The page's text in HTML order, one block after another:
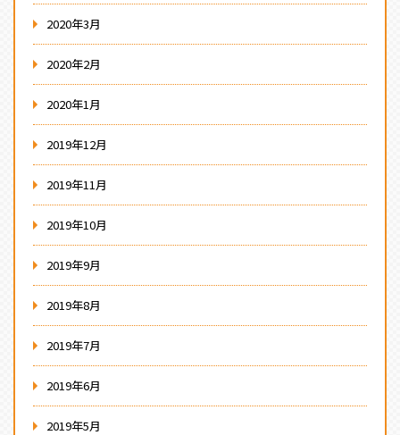
2020年3月
2020年2月
2020年1月
2019年12月
2019年11月
2019年10月
2019年9月
2019年8月
2019年7月
2019年6月
2019年5月